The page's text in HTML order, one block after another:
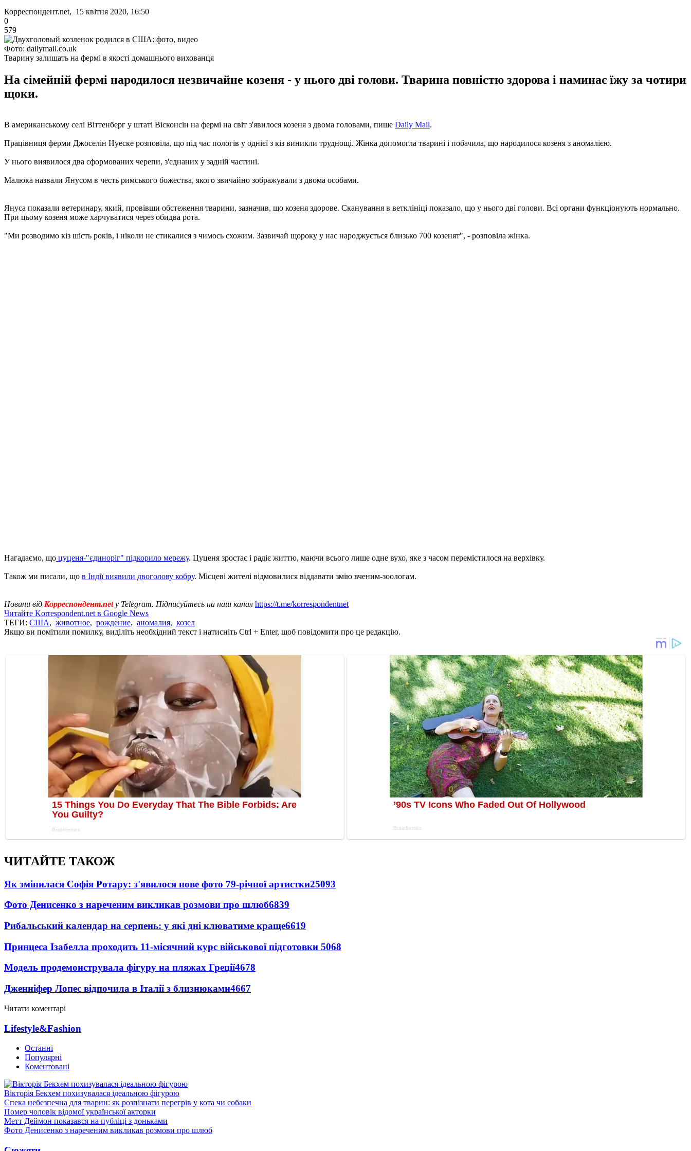
Корреспондент.net, 15 квітня 2020, 16:50
0
579
Фото: dailymail.co.uk
Тварину залишать на фермі в якості домашнього вихованця
На сімейній фермі народилося незвичайне козеня - у нього дві голови. Тварина повністю здорова і наминає їжу за чотири
щоки.
В американському селі Віттенберг у штаті Вісконсін на фермі на світ з'явилося козеня з двома головами, пише Daily Mail.
Працівниця ферми Джоселін Нуеске розповіла, що під час пологів у однієї з кіз виникли труднощі. Жінка допомогла тварині і побачила, що народилося козеня з аномалією.
У нього виявилося два сформованих черепи, з'єднаних у задній частині.
Малюка назвали Янусом в честь римського божества, якого звичайно зображували з двома особами.
Януса показали ветеринару, який, провівши обстеження тварини, зазначив, що козеня здорове. Сканування в ветклініці показало, що у нього дві голови. Всі органи функціонують нормально.
При цьому козеня може харчуватися через обидва рота.
"Ми розводимо кіз шість років, і ніколи не стикалися з чимось схожим. Зазвичай щороку у нас народжується близько 700 козенят", - розповіла жінка.
Нагадаємо, що цуценя-"єдиноріг" підкорило мережу. Цуценя зростає і радіє життю, маючи всього лише одне вухо, яке з часом перемістилося на верхівку.
Також ми писали, що в Індії виявили двоголову кобру. Місцеві жителі відмовилися віддавати змію вченим-зоологам.
Новини від Корреспондент.net у Telegram. Підписуйтесь на наш канал https://t.me/korrespondentnet
Читайте Korrespondent.net в Google News
ТЕГИ: США, животное, рождение, аномалия, козел
Якщо ви помітили помилку, виділіть необхідний текст і натисніть Ctrl + Enter, щоб повідомити про це редакцію.
ЧИТАЙТЕ ТАКОЖ
Як змінилася Софія Ротару: з'явилося нове фото 79-річної артистки25093
Фото Денисенко з нареченим викликав розмови про шлюб6839
Рибальський календар на серпень: у які дні клюватиме краще6619
Принцеса Ізабелла проходить 11-місячний курс військової підготовки 5068
Модель продемонструвала фігуру на пляжах Греції4678
Дженніфер Лопес відпочила в Італії з близнюками4667
Читати коментарі
Lifestyle&Fashion
Останні
Популярні
Коментовані
Вікторія Бекхем похизувалася ідеальною фігурою
Спека небезпечна для тварин: як розпізнати перегрів у кота чи собаки
Помер чоловік відомої української акторки
Метт Деймон показався на публіці з доньками
Фото Денисенко з нареченим викликав розмови про шлюб